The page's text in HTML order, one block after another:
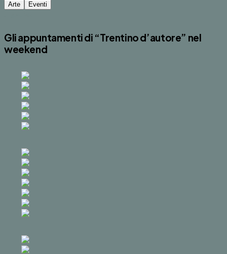
Arte Eventi
Gli appuntamenti di “Trentino d’autore” nel
weekend